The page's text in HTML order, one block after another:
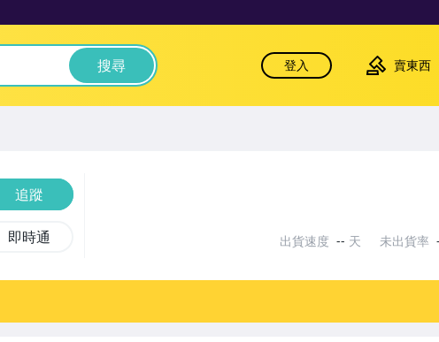
搜尋 登入 賣東西
追蹤
即時通 出貨速度 -- 天 未出貨率